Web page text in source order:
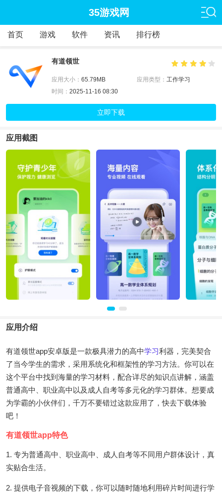
35游戏网
首页 游戏 软件 资讯 排行榜
有道领世
应用大小： 65.79MB 应用类型： 工作学习
时间： 2025-11-16 08:30
立即下载
应用截图
应用介绍
有道领世app安卓版是一款极具潜力的高中学习利器，完美契合
了当今学生的需求，采用系统化和框架性的学习方法。你可以在
这个平台中找到海量的学习材料，配合详尽的知识点讲解，涵盖
普通高中、职业高中以及成人自考等多元化的学习群体。想要成
为学霸的小伙伴们，千万不要错过这款应用了，快去下载体验
吧！
有道领世app特色
1. 专为普通高中、职业高中、成人自考等不同用户群体设计，真
实贴合生活。
2. 提供电子音视频的下载，你可以随时随地利用碎片时间进行学